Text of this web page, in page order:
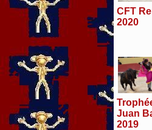
CFT
2020
Juan
2019